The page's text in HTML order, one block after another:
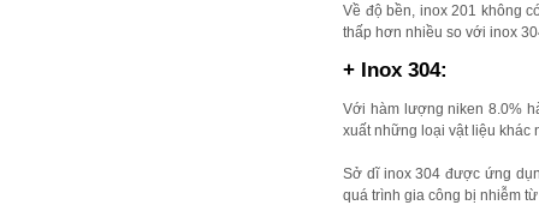
Về độ bền, inox 201 không
thấp hơn nhiều so với inox
+ Inox 304:
Với hàm lượng niken 8.0%
xuất những loại vật liệu khác
Sở dĩ inox 304 được ứng
quá trình gia công bị nhiễm